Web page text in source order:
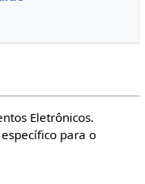
Eletrônicos.
para o